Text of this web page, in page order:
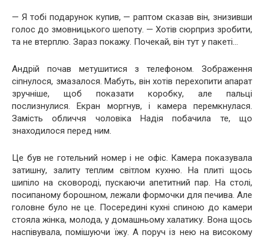
— Я тобі подарунок купив, — раптом сказав він, знизивши
голос до змовницького шепоту. — Хотів сюрприз зробити,
та не втерплю. Зараз покажу. Почекай, він тут у пакеті…
Андрій почав метушитися з телефоном. Зображення
сіпнулося, змазалося. Мабуть, він хотів перехопити апарат
зручніше, щоб показати коробку, але пальці
послизнулися. Екран моргнув, і камера перемкнулася.
Замість обличчя чоловіка Надія побачила те, що
знаходилося перед ним.
Це був не готельний номер і не офіс. Камера показувала
затишну, залиту теплим світлом кухню. На плиті щось
шипіло на сковороді, пускаючи апетитний пар. На столі,
посипаному борошном, лежали формочки для печива. Але
головне було не це. Посередині кухні спиною до камери
стояла жінка, молода, у домашньому халатику. Вона щось
наспівувала, помішуючи їжу. А поруч із нею на високому